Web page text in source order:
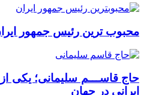
محبوب ترین رئیس جمهور
حاج قاســـم سلیمانی؛ یکی
ایرانی در جهان